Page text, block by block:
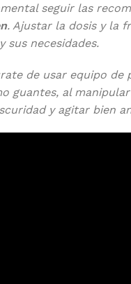
seguir las
. Ajustar la dosis y la
sus necesidades.
de usar equipo de
guantes, al
y agitar bien